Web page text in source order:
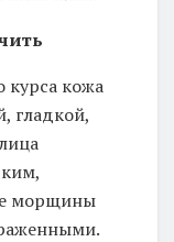
курса кожа
гладкой,
морщины